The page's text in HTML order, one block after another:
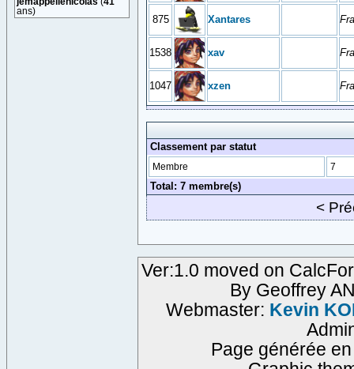
ans)
875 Xantares
1538 xav
1047 xzen
Classement par statut
Membre 7
Total: 7 membre(s)
<
Ver:1.0 moved on
By Geoffrey
Webmaster: Kevin
Page générée